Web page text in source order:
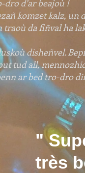
dro d’ar beajoù !
komzet kalz, un
traoù da fiñval ha
disheñvel.
tud all,
ar bed tro-dro
"
très